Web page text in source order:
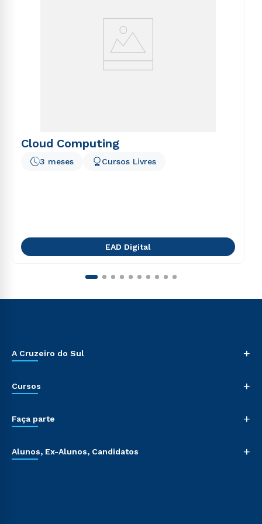
Cloud Computing
3 meses Cursos Livres
EAD Digital
A Cruzeiro do Sul +
Cursos +
Faça parte +
Alunos, Ex-Alunos, Candidatos +